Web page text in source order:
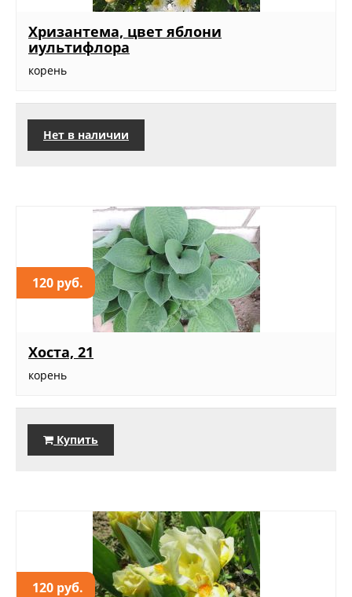
Хризантема, цвет яблони
иультифлора
корень
Нет в наличии
120 руб.
Хоста, 21
корень
Купить
120 руб.